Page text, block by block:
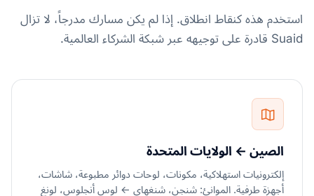
استخدم هذه كنقاط انطلاق. إذا لم يكن مسارك مدرجاً، لا تزال
Suaid قادرة على توجيهه عبر شبكة الشركاء العالمية.
الصين ← الولايات المتحدة
إلكترونيات استهلاكية، مكونات، لوحات دوائر مطبوعة، شاشات،
أجهزة طرفية. الموانئ: شنجن، شنغهاي ← لوس أنجلوس، لونغ